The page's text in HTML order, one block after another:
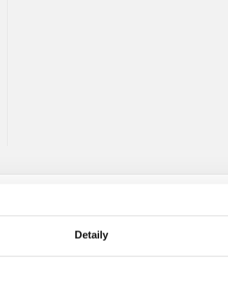
Detaily
recenzi mohou vkládat pouze registrovaní